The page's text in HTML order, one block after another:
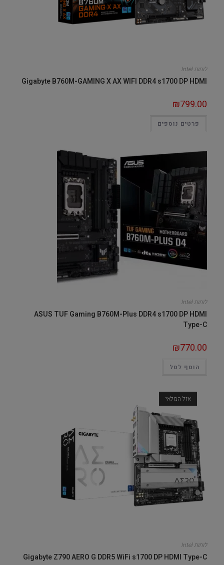
לוחות Intel
Gigabyte B760M-GAMING X AX WIFI DDR4 s1700 DP HDMI
₪799.00
פרטים נוספים
לוחות Intel
ASUS TUF Gaming B760M-Plus DDR4 s1700 DP HDMI
Type-C
₪770.00
הוסף לסל
אזל המלאי
לוחות Intel
Gigabyte Z790 AERO G DDR5 WiFi s1700 DP HDMI Type-C